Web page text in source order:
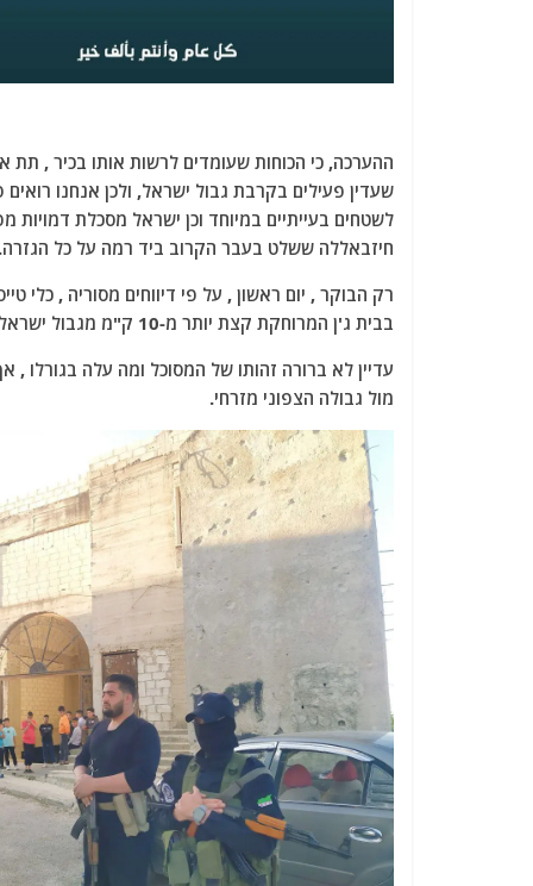
ההערכה, כי הכוחות שעומדים לרשות אותו בכיר , תת
שעדין פעילים בקרבת גבול ישראל, ולכן אנחנו
לשטחים בעייתיים במיוחד וכן ישראל מסכלת דמויות
חיזבאללה ששלט בעבר הקרוב ביד רמה על כל הגזרה.
רק הבוקר , יום ראשון , על פי דיווחים מסוריה ,
בבית ג'ן המרוחקת קצת יותר מ-10 ק"מ מגבול ישראל.
עדיין לא ברורה זהותו של המסוכל ומה עלה
מול גבולה הצפוני מזרחי.